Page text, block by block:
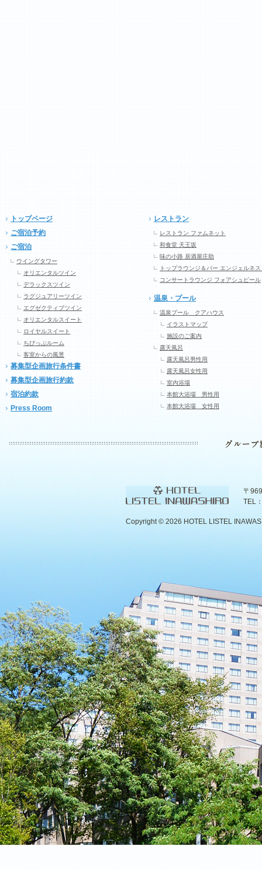
トップページ
ご宿泊予約
ご宿泊
ウイングタワー
オリエンタルツイン
デラックスツイン
ラグジュアリーツイン
エグゼクティブツイン
オリエンタルスイート
ロイヤルスイート
ちびっぷルーム
客室からの風景
募集型企画旅行条件書
募集型企画旅行約款
宿泊約款
Press Room
レストラン
レストラン ファムネット
和食堂 天王坂
味の小路 居酒屋庄助
トップラウンジ＆バー エンジェルネス
コンサートラウンジ フォアシュピール
温泉・プール
温泉プール クアハウス
イラストマップ
施設のご案内
露天風呂
露天風呂男性用
露天風呂女性用
室内浴場
本館大浴場 男性用
本館大浴場 女性用
〒
TEL
Copyright © 2026 HOTEL LISTEL